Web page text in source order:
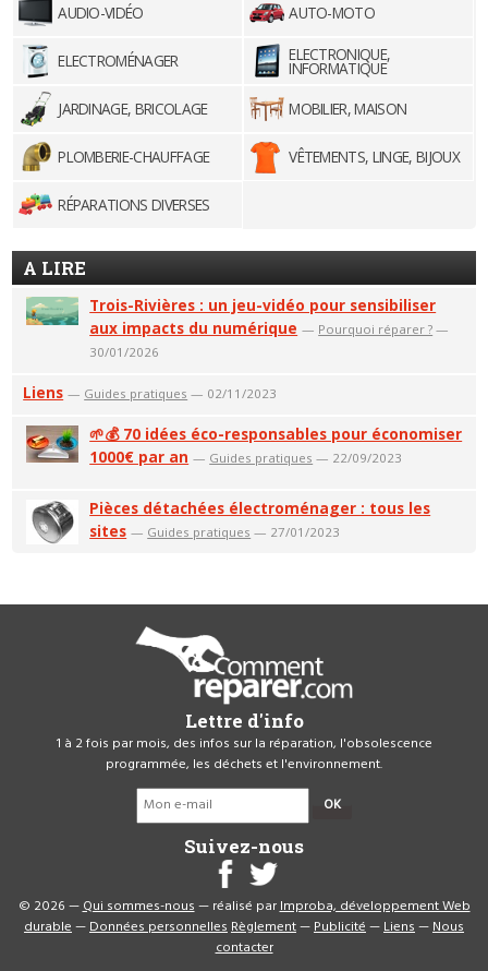
AUDIO-VIDÉO AUTO-MOTO
ELECTROMÉNAGER ELECTRONIQUE,
INFORMATIQUE
JARDINAGE, BRICOLAGE
MOBILIER, MAISON
PLOMBERIE-CHAUFFAGE VÊTEMENTS, LINGE, BIJOUX
RÉPARATIONS DIVERSES
A LIRE
Trois-Rivières : un jeu-vidéo pour sensibiliser
aux impacts du numérique — Pourquoi réparer ? —
30/01/2026
Liens — Guides pratiques — 02/11/2023
🌱💰 70 idées éco-responsables pour économiser
1000€ par an — Guides pratiques — 22/09/2023
Pièces détachées électroménager : tous les
sites — Guides pratiques — 27/01/2023
Lettre d'info
1 à 2 fois par mois, des infos sur la réparation, l'obsolescence
programmée, les déchets et l'environnement.
OK
Suivez-nous
© 2026 —Qui sommes-nous— réalisé parImproba, développement Web
durable—Données personnellesRèglement—Publicité—Liens—Nous
contacter